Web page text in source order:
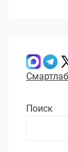
Смартлаб
Поиск